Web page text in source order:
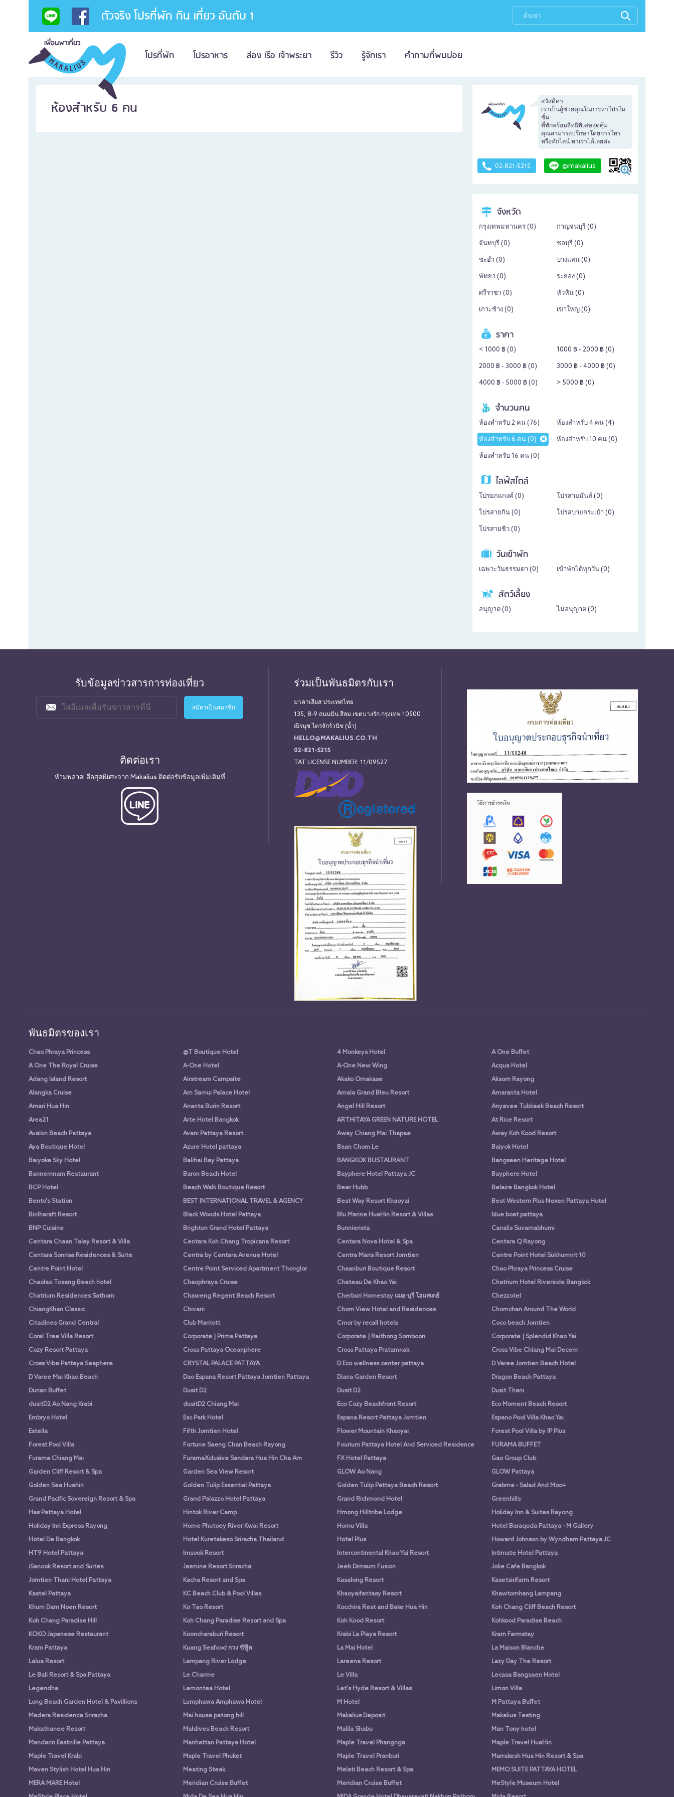
ตัวจริง โปรที่พัก กิน เที่ยว อันดับ 1
โปรที่พัก โปรอาหาร ล่อง เรือ เจ้าพระยา รีวิว รู้จักเรา คำถามที่พบบ่อย
ห้องสำหรับ 6 คน
สวัสดีค่า
เราเป็นผู้ช่วยคุณในการหาโปรโม
ชั่น
ที่พักพร้อมสิทธิพิเศษสุดคุ้ม
คุณสามารถปรึกษาโดยการโทร
หรือทักไลน์ หาเราได้เลยค่ะ
02-821-5215 @makalius
จังหวัด
กรุงเทพมหานคร (0) กาญจนบุรี (0)
จันทบุรี (0) ชลบุรี (0)
ชะอำ (0) บางแสน (0)
พัทยา (0) ระยอง (0)
ศรีราชา (0) หัวหิน (0)
เกาะช้าง (0) เขาใหญ่ (0)
ราคา
< 1000 ฿ (0) 1000 ฿ - 2000 ฿ (0)
2000 ฿ - 3000 ฿ (0) 3000 ฿ - 4000 ฿ (0)
4000 ฿ - 5000 ฿ (0) > 5000 ฿ (0)
จำนวนคน
ห้องสำหรับ 2 คน ( 76) ห้องสำหรับ 4 คน (4)
ห้องสำหรับ 6 คน (0) ห้องสำหรับ 10 คน (0)
ห้องสำหรับ 16 คน (0)
ไลฟ์สไตล์
โปรยกแกงค์ (0) โปรสายมันส์ (0)
โปรสายกิน (0) โปรสบายกระเป๋า (0)
โปรสายชิว (0)
วันเข้าพัก
เฉพาะวันธรรมดา (0) เข้าพักได้ทุกวัน (0)
สัตว์เลี้ยง
อนุญาต (0) ไม่อนุญาต (0)
รับข้อมูลข่าวสารการท่องเที่ยว
ติดต่อเรา
ห้ามพลาด! ดีลสุดพิเศษจาก Makalius ติดต่อรับข้อมูลเพิ่มเติมที่
ร่วมเป็นพันธมิตรกับเรา
มาคาเลียส ประเทศไทย
135, 8-9 ถนนปัน สีลม เขตบางรัก กรุงเทพ 10500
ณีรนุช ไตรจักร์วนิช (น้ำ)
HELLO@MAKALIUS.CO.TH
02-821-5215
TAT LICENSE NUMBER: 11/09527
พันธมิตรของเรา
Chao Phraya Princess @T Boutique Hotel 4 Monkeys Hotel
A One Buffet
A One The Royal Cruise
A-One Hotel A-One New Wing
Acqua Hotel
Adang Island Resort
Airstream Campsite Akako Omakase
Aksorn Rayong
Alangka Cruise
Am Samui Palace Hotel Amala Grand Bleu Resort
Amaranta Hotel
Amari Hua Hin
Ananta Burin Resort Angel Hill Resort
Anyavee Tubkaek Beach Resort
Area21
Arte Hotel Bangkok ARTHITAYA GREEN NATURE HOTEL
At Rice Resort
Avalon Beach Pattaya
Avani Pattaya Resort Away Chiang Mai Thapae
Away Koh Kood Resort
Aya Boutique Hotel
Azure Hotel pattaya Baan Chom Le
Baiyok Hotel
Baiyoke Sky Hotel
Balihai Bay Pattaya BANGKOK BUSTAURANT
Bangsaen Heritage Hotel
Bannernnam Restaurant
Baron Beach Hotel Bayphere Hotel Pattaya JC
Bayphere Hotel
BCP Hotel
Beach Walk Boutique Resort Beer Hubb
Belaire Bangkok Hotel
Bento's Station
BEST INTERNATIONAL TRAVEL & AGENCY Best Way Resort Khaoyai
Best Western Plus Nexen Pattaya Hotel
Binlharaft Resort
Black Woods Hotel Pattaya Blu Marine HuaHin Resort & Villas
blue boat pattaya
BNP Cuisine
Brighton Grand Hotel Pattaya Bunnierista
Canalis Suvarnabhumi
Centara Chaan Talay Resort & Villa
Centara Koh Chang Tropicana Resort Centara Nova Hotel & Spa
Centara Q Rayong
Centara Sonrisa Residences & Suite
Centra by Centara Avenue Hotel Centra Maris Resort Jomtien
Centre Point Hotel Sukhumvit 10
Centre Point Hotel
Centre Point Serviced Apartment Thonglor Chaanburi Boutique Resort
Chao Phraya Princess Cruise
Chaolao Tosang Beach hotel
Chaophraya Cruise Chateau De Khao Yai
Chatrium Hotel Riverside Bangkok
Chatrium Residences Sathorn
Chaweng Regent Beach Resort Cherburi Homestay เฌอ-บุรี โฮมสเตย์
Chezzotel
ChiangKhan Classic
Chivani Chom View Hotel and Residences
Chomchan Around The World
Citadines Grand Central
Club Marriott Cmor by recall hotels
Coco beach Jomtien
Coral Tree Villa Resort
Corporate | Prima Pattaya Corporate | Raithong Somboon
Corporate | Splendid Khao Yai
Cozy Resort Pattaya
Cross Pattaya Oceanphere Cross Pattaya Pratamnak
Cross Vibe Chiang Mai Decem
Cross Vibe Pattaya Seaphere
CRYSTAL PALACE PATTAYA D Eco wellness center pattaya
D Varee Jomtien Beach Hotel
D Varee Mai Khao Beach
Dao Espana Resort Pattaya Jomtien Pattaya Diana Garden Resort
Dragon Beach Pattaya
Durian Buffet
Dusit D2 Dusit D2
Dusit Thani
dusitD2 Ao Nang Krabi
dusitD2 Chiang Mai Eco Cozy Beachfront Resort
Eco Moment Beach Resort
Embryo Hotel
Esc Park Hotel Espana Resort Pattaya Jomtien
Espano Pool Villa Khao Yai
Estella
Fifth Jomtien Hotel Flower Mountain Khaoyai
Forest Pool Villa by IP Plus
Forest Pool Villa
Fortune Saeng Chan Beach Rayong Fourium Pattaya Hotel And Serviced Residence
FURAMA BUFFET
Furama Chiang Mai
FuramaXclusive Sandara Hua Hin Cha Am FX Hotel Pattaya
Gao Group Club
Garden Cliff Resort & Spa
Garden Sea View Resort GLOW Ao Nang
GLOW Pattaya
Golden Sea Huahin
Golden Tulip Essential Pattaya Golden Tulip Pattaya Beach Resort
Grabme - Salad And Moo+
Grand Pacific Sovereign Resort & Spa
Grand Palazzo Hotel Pattaya Grand Richmond Hotel
Greenhills
Has Pattaya Hotel
Hintok River Camp Hmong Hilltribe Lodge
Holiday Inn & Suites Rayong
Holiday Inn Express Rayong
Home Phutoey River Kwai Resort Homu Villa
Hotel Baraquda Pattaya - M Gallery
Hotel De Bangkok
Hotel Kuretakeso Sriracha Thailand Hotel Plus
Howard Johnson by Wyndham Pattaya JC
HT9 Hotel Pattaya
Imsook Resort Intercontinental Khao Yai Resort
Intimate Hotel Pattaya
iSanook Resort and Suites
Jasmine Resort Sriracha Jeeb Dimsum Fusion
Jolie Cafe Bangkok
Jomtien Thani Hotel Pattaya
Kacha Resort and Spa Kasalong Resort
Kasetsirifarm Resort
Kastel Pattaya
KC Beach Club & Pool Villas Khaoyaifantasy Resort
Khawtomhang Lampang
Khum Dam Noen Resort
Ko Tao Resort Kocchira Rest and Bake Hua Hin
Koh Chang Cliff Beach Resort
Koh Chang Paradise Hill
Koh Chang Paradise Resort and Spa Koh Kood Resort
Kohkood Paradise Beach
KOKO Japanese Restaurant
Kooncharaburi Resort Krabi La Playa Resort
Kram Farmstay
Kram Pattaya
Kuang Seafood กวง ซีฟู๊ด La Mai Hotel
La Maison Blanche
Lalua Resort
Lampang River Lodge Lareena Resort
Lazy Day The Resort
Le Bali Resort & Spa Pattaya
Le Charme Le Villa
Lecasa Bangsaen Hotel
Legendha
Lemontea Hotel Let's Hyde Resort & Villas
Limon Villa
Long Beach Garden Hotel & Pavillions
Lumphawa Amphawa Hotel M Hotel
M Pattaya Buffet
Madera Residence Sriracha
Mai house patong hill Makalius Deposit
Makalius Testing
Makathanee Resort
Maldives Beach Resort Malila Shabu
Man Tony hotel
Mandarin Eastville Pattaya
Manhattan Pattaya Hotel Maple Travel Phangnga
Maple Travel HuaHin
Maple Travel Krabi
Maple Travel Phuket Maple Travel Pranburi
Marrakesh Hua Hin Resort & Spa
Maven Stylish Hotel Hua Hin
Meating Steak Melati Beach Resort & Spa
MEMO SUITE PATTAYA HOTEL
MERA MARE Hotel
Meridian Cruise Buffet Meridian Cruise Buffet
MeStyle Museum Hotel